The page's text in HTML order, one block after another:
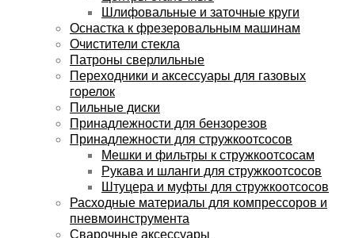
Шлифовальные и заточные круги
Оснастка к фрезеровальным машинам
Очистители стекла
Патроны сверлильные
Переходники и аксессуары для газовых
горелок
Пильные диски
Принадлежности для бензорезов
Принадлежности для стружкоотсосов
Мешки и фильтры к стружкоотсосам
Рукава и шланги для стружкоотсосов
Штуцера и муфты для стружкоотсосов
Расходные материалы для компрессоров и
пневмоинструмента
Сварочные аксессуары